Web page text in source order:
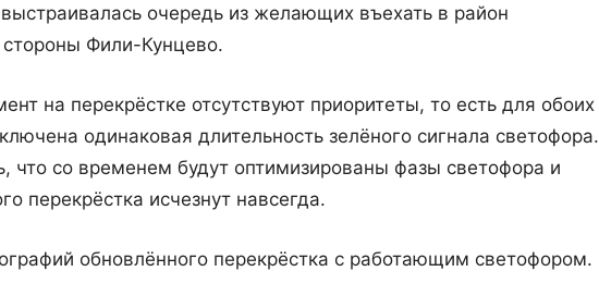
очередь из желающих въехать в район
Фили-Кунцево.
на перекрёстке отсутствуют приоритеты, то есть для обоих
одинаковая длительность зелёного сигнала светофора.
что со временем будут оптимизированы фазы светофора и
перекрёстка исчезнут навсегда.
обновлённого перекрёстка с работающим светофором.